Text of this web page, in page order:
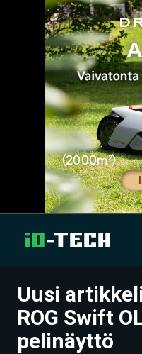
UUTISET
ARTIKKELIT
Uusi
ROG Swift
pelinäyttö